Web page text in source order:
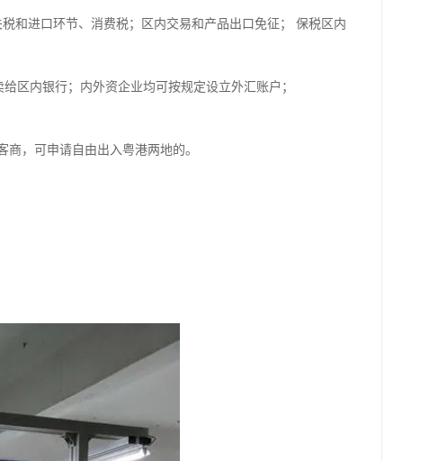
和进口环节、消费税；区内交易和产品出口免征； 保税区内
区内银行；内外资企业均可按规定设立外汇账户；
，可申请自由出入粤港两地的。